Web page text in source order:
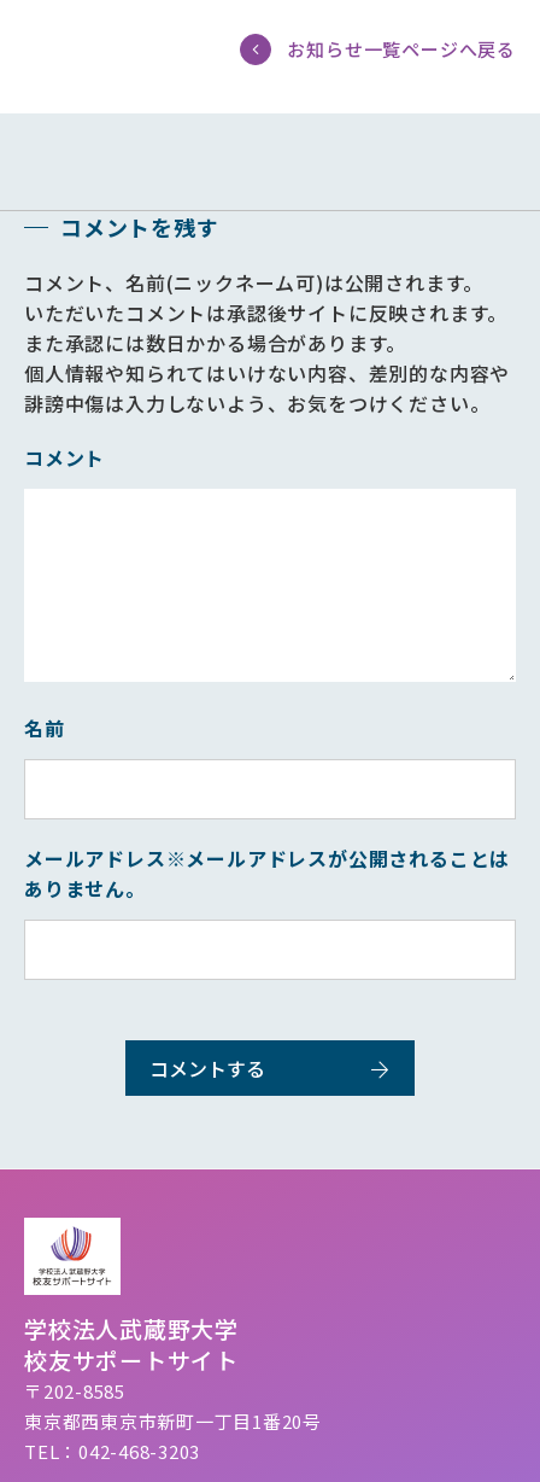
お知らせ一覧ページへ戻る
コメントを残す
コメント、名前(ニックネーム可)は公開されます。
いただいたコメントは承認後サイトに反映されます。
また承認には数日かかる場合があります。
個人情報や知られてはいけない内容、差別的な内容や
誹謗中傷は入力しないよう、お気をつけください。
コメント
名前
メールアドレス※メールアドレスが公開されることは
ありません。
学校法人武蔵野大学
校友サポートサイト
〒202-8585
東京都西東京市新町一丁目1番20号
TEL：042-468-3203